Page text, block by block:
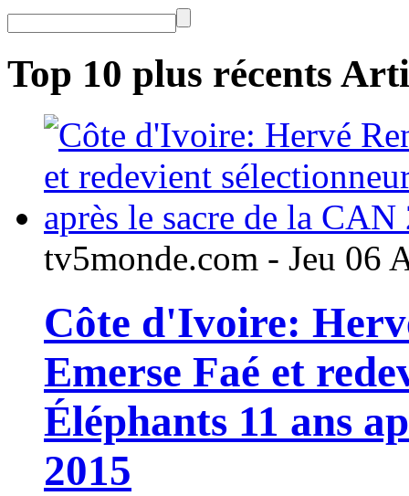
Top 10 plus récents
tv5monde.com - Jeu 06
Côte d'Ivoire:
Emerse Faé et
Éléphants 11 ans
2015